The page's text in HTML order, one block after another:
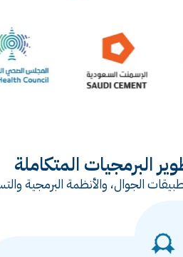
البرمجيات المتكاملة
الجوال، والأنظمة